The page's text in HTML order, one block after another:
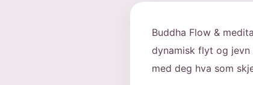
Buddha Flow &
dynamisk flyt og
med deg hva som